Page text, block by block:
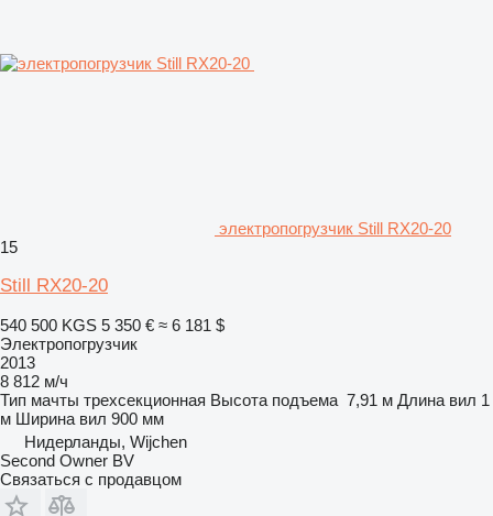
электропогрузчик Still RX20-20
15
Still RX20-20
540 500 KGS 5 350 € ≈ 6 181 $
Электропогрузчик
2013
8 812 м/ч
Тип мачты трехсекционная Высота подъема 7,91 м Длина вил 1
м Ширина вил 900 мм
Нидерланды, Wijchen
Second Owner BV
Связаться с продавцом